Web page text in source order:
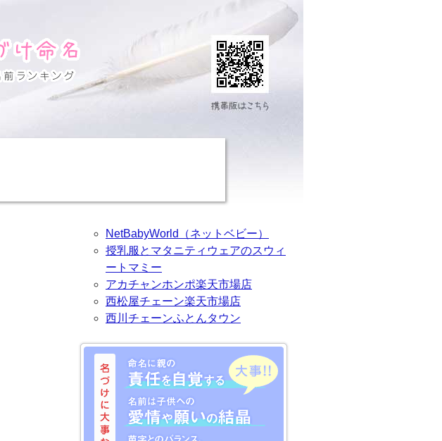
NetBabyWorld（ネットベビー）
授乳服とマタニティウェアのスウィ
ートマミー
アカチャンホンポ楽天市場店
西松屋チェーン楽天市場店
西川チェーンふとんタウン